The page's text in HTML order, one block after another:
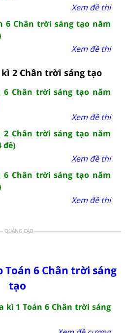
Xem đề thi
6 Chân trời sáng tạo năm
Xem đề thi
2 Chân trời sáng tạo
Chân trời sáng tạo năm
Xem đề thi
Chân trời sáng tạo năm
đề)
Xem đề thi
Chân trời sáng tạo năm
Xem đề thi
QUẢNG CÁO
6 Chân trời sáng
tạo
kì 1 Toán 6 Chân trời sáng